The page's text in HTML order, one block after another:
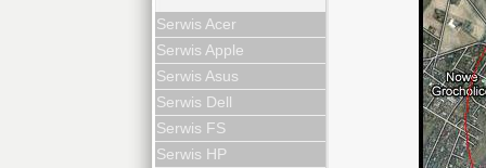
Serwis Acer
Serwis Apple
Serwis Asus
Serwis Dell
Serwis FS
Serwis HP